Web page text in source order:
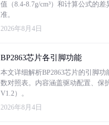
值（8.4-8.7g/cm³）和计算公式的
准。
2026年8月4日
BP2863芯片各引脚功能
本文详细解析BP2863芯片的引脚
数对照表。内容涵盖驱动配置、保
V1.2）。
2026年8月4日